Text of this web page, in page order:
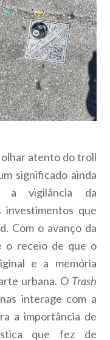
atento do troll
significado ainda
a vigilância da
investimentos que
Com o avanço da
o receio de que o
e a memória
urbana. O Trash
interage com a
a importância de
que fez de